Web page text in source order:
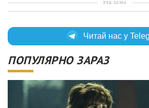
РЕКЛАМА
Читай нас у
ПОПУЛЯРНО ЗАРАЗ